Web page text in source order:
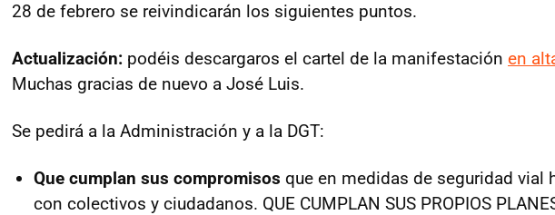
28 de febrero se reivindicarán los siguientes puntos.
Actualización: podéis descargaros el cartel de la manifestación en
Muchas gracias de nuevo a José Luis.
Se pedirá a la Administración y a la DGT:
Que cumplan sus compromisos que en medidas de seguridad vial
con colectivos y ciudadanos. QUE CUMPLAN SUS PROPIOS